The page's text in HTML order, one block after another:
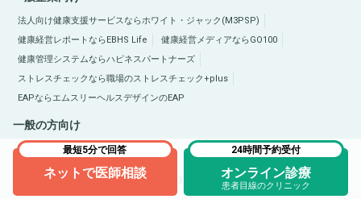
最短5分で回答
ネットで医師相談
24時間予約受付
オンライン診療
患者目線のクリニック
法人向け健康支援サービスならホワイト・ジャック(M3PSP)
健康経営レポートならEBHS Life
健康経営メディアならGO100
健康管理システムならハピネスパートナーズ
ストレスチェックなら職場のストレスチェック+plus
EAPならエムスリーヘルスデザインのEAP
一般の方向け
医療総合サイトQLife（キューライフ） 肥満症総合サイトならひまんラボ
Copyright © 2005-2026 M3, Inc. All Rights Reserved.